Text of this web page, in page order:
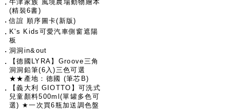
‧ 牛津家族 風境農場動物繪本
(精裝6書)
‧ 信誼 順序圖卡(新版)
‧ K's Kids可愛汽車側窗遮陽
板
‧ 洞洞in&out
‧
【德國LYRA】Groove三角
洞洞鉛筆(6入)三色可選
★★產地：德國 (筆芯B)
‧
【義大利 GIOTTO】可洗式
兒童顏料500ml(單罐多色可
選) ★一次買6瓶加送調色盤